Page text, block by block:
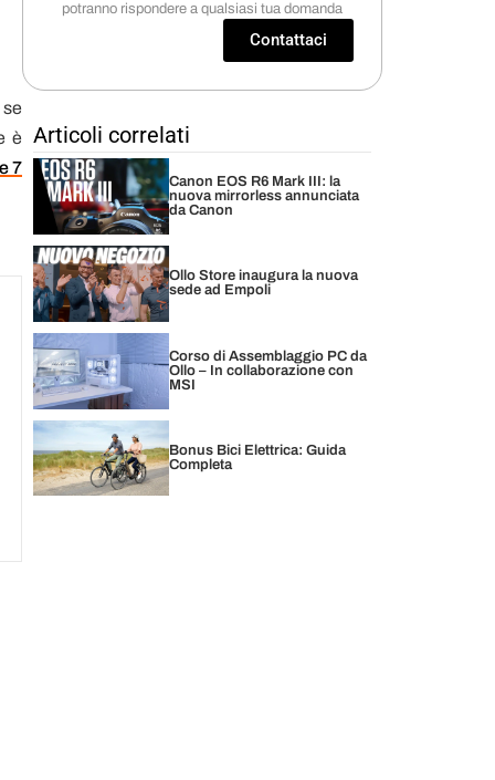
è
7
potranno rispondere a qualsiasi tua domanda
Contattaci
Articoli correlati
Canon EOS R6 Mark III: la
nuova mirrorless annunciata
da Canon
Ollo Store inaugura la nuova
sede ad Empoli
Corso di Assemblaggio PC da
Ollo – In collaborazione con
MSI
Bonus Bici Elettrica: Guida
Completa